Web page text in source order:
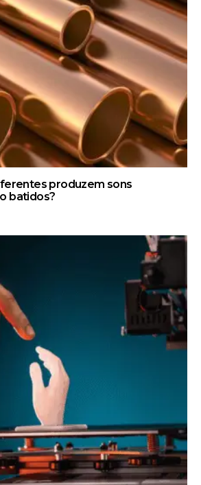
produzem sons
batidos?